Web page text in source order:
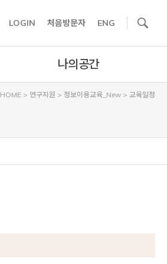
LOGIN 처음방문자 ENG
나의공간
HOME > 연구지원 > 정보이용교육_New > 교육일정